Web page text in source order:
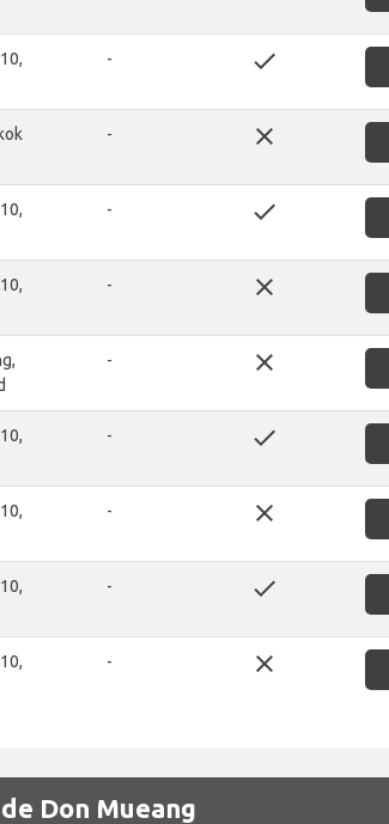
- done
- close
- done
- close
- close
- done
- close
- done
- close
Don Mueang